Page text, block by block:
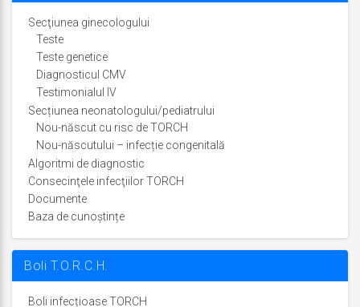
Secţiunea ginecologului
Teste
Teste genetice
Diagnosticul CMV
Testimonialul IV
Secțiunea neonatologului/pediatrului
Nou-născut cu risc de TORCH
Nou-născutului – infecție congenitală
Algoritmi de diagnostic
Consecinţele infecţiilor TORCH
Documente
Baza de cunoștințe
Boli T.O.R.C.H.
Boli infecțioase TORCH